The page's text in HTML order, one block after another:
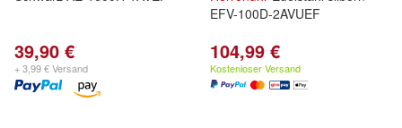
39,90 €
+ 3,99 € Versand
EFV-100D-2AVUEF
104,99 €
Kostenloser Versand